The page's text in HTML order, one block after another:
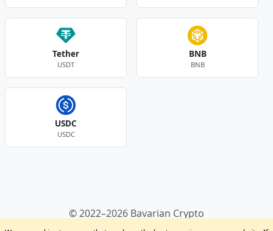
Tether
USDT
BNB
BNB
USDC
USDC
© 2022–2026 Bavarian Crypto